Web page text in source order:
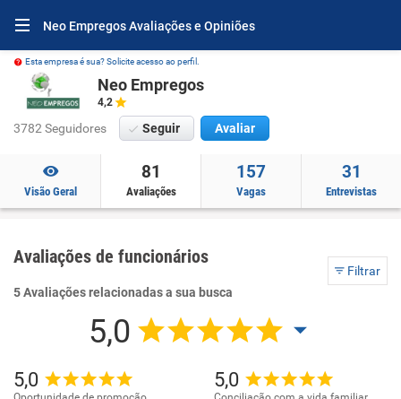
Neo Empregos Avaliações e Opiniões
Esta empresa é sua? Solicite acesso ao perfil.
Neo Empregos
4,2
3782 Seguidores Seguir Avaliar
Visão Geral
81
Avaliações
157
Vagas
31
Entrevistas
Avaliações de funcionários
Filtrar
5 Avaliações relacionadas a sua busca
5,0
5,0 5,0